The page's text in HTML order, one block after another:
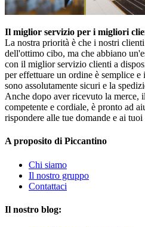
Il miglior servizio per i migliori
La nostra priorità è che i nostri
dell'ottimo cibo, ma che abbiano
con il miglior servizio clienti a
per effettuare un ordine è semplice
sono assolutamente sicuri e la
Anche dopo aver ricevuto la merce,
competente e cordiale, è pronto ad
rispondere alle tue domande e ai
A proposito di Piccantino
Chi siamo
Il nostro gruppo
Contattaci
Il nostro blog: